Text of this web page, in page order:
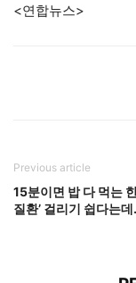
<연합뉴스>
Previous article
15분이면 밥 다 먹는
질환’ 걸리기 쉽다는